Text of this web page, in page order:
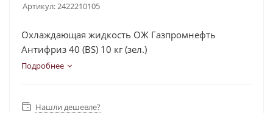
Артикул:2422210105
Охлаждающая жидкость ОЖ Газпромнефть
Антифриз 40 (BS) 10 кг (зел.)
Подробнее
Нашли дешевле?